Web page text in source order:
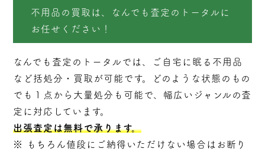
不用品の買取は、なんでも査定のトータルに
お任せください！
なんでも査定のトータルでは、ご自宅に眠る不用品
など括処分・ 買取 が可能です。どのような状態のもの
でも１点から大量処分も可能で、幅広いジャンルの査
定に対応しています。
出張査定は無料で承ります。
※ もちろん値段にご納得いただけない場合はお断り